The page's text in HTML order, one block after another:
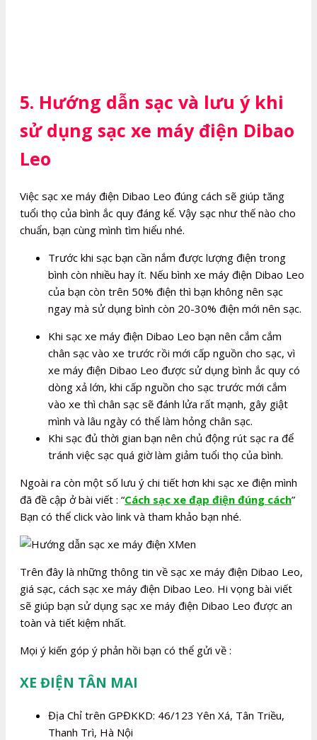
5. Hướng dẫn sạc và lưu ý khi
sử dụng sạc xe máy điện Dibao
Leo
Việc sạc xe máy điện Dibao Leo đúng cách sẽ giúp tăng
tuổi thọ của bình ắc quy đáng kể. Vậy sạc như thế nào cho
chuẩn, bạn cùng mình tìm hiểu nhé.
Trước khi sạc bạn cần nắm được lượng điện trong
bình còn nhiều hay ít. Nếu bình xe máy điện Dibao Leo
của bạn còn trên 50% điện thì bạn không nên sạc
ngay mà sử dụng bình còn 20-30% điện mới nên sạc.
Khi sạc xe máy điện Dibao Leo bạn nên cắm cắm
chân sạc vào xe trước rồi mới cấp nguồn cho sạc, vì
xe máy điện Dibao Leo được sử dụng bình ắc quy có
dòng xả lớn, khi cấp nguồn cho sạc trước mới cắm
vào xe thì chân sạc sẽ đánh lửa rất mạnh, gây giật
mình và lâu ngày có thể làm hỏng chân sạc.
Khi sạc đủ thời gian bạn nên chủ động rút sạc ra để
tránh việc sạc quá giờ làm giảm tuổi thọ của bình.
Ngoài ra còn một số lưu ý chi tiết hơn khi sạc xe điện mình
đã đề cập ở bài viết : “Cách sạc xe đạp điện đúng cách”
Bạn có thể click vào link và tham khảo bạn nhé.
Trên đây là những thông tin về sạc xe máy điện Dibao Leo,
giá sạc, cách sạc xe máy điện Dibao Leo. Hi vọng bài viết
sẽ giúp bạn sử dụng sạc xe máy điện Dibao Leo được an
toàn và tiết kiệm nhất.
Mọi ý kiến góp ý phản hồi bạn có thể gửi về :
XE ĐIỆN TÂN MAI
Địa Chỉ trên GPĐKKD: 46/123 Yên Xá, Tân Triều,
Thanh Trì, Hà Nội